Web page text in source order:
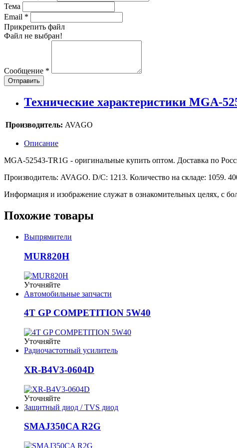
Тема
Email *
Прикрепить файл
Файл не выбран!
Сообщение *
Отправить
Технические характеристики MGA-
Производитель: AVAGO
Описание
MGA-52543-TR1G - оригинальные купить оптом. Доставка по
Производитель: AVAGO. D/C: 1213. Количество на складе: 1059.
Информация и изображение служат в ознакомительных целях, с
Похожие товары
Выпрямители
MUR820H
Уточняйте
Автомобильные запчасти
4T GP COMPETITION 5W40
Уточняйте
Радиочастотный усилитель
XR-B4V3-0604D
Уточняйте
Защитный диод / TVS диод
SMAJ350CA R2G